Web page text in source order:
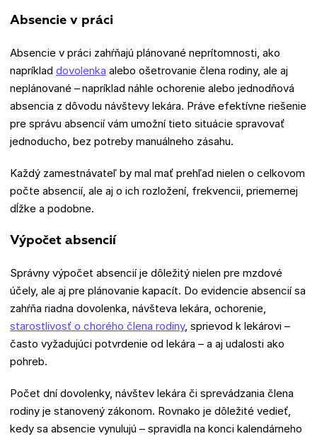
Absencie v práci
Absencie v práci zahŕňajú plánované neprítomnosti, ako
napríklad dovolenka alebo ošetrovanie člena rodiny, ale aj
neplánované – napríklad náhle ochorenie alebo jednodňová
absencia z dôvodu návštevy lekára. Práve efektívne riešenie
pre správu absencií vám umožní tieto situácie spravovať
jednoducho, bez potreby manuálneho zásahu.
Každý zamestnávateľ by mal mať prehľad nielen o celkovom
počte absencií, ale aj o ich rozložení, frekvencii, priemernej
dĺžke a podobne.
Výpočet absencií
Správny výpočet absencií je dôležitý nielen pre mzdové
účely, ale aj pre plánovanie kapacít. Do evidencie absencií sa
zahŕňa riadna dovolenka, návšteva lekára, ochorenie,
starostlivosť o chorého člena rodiny, sprievod k lekárovi –
často vyžadujúci potvrdenie od lekára – a aj udalosti ako
pohreb.
Počet dní dovolenky, návštev lekára či sprevádzania člena
rodiny je stanovený zákonom. Rovnako je dôležité vedieť,
kedy sa absencie vynulujú – spravidla na konci kalendárneho